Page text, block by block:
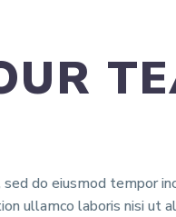
do eiusmod tempor
ullamco laboris nisi ut